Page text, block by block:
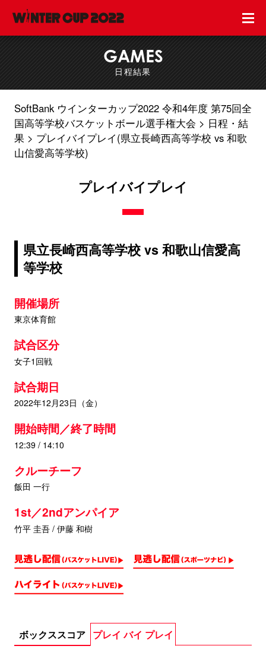
GAMES
日程結果
SoftBank ウインターカップ2022 令和4年度 第75回全
国高等学校バスケットボール選手権大会
日程・結
果
プレイバイプレイ(県立長崎西高等学校 vs 和歌
山信愛高等学校)
プレイバイプレイ
県立長崎西高等学校 vs 和歌山信愛高
等学校
開催場所
東京体育館
試合区分
女子1回戦
試合期日
2022年12月23日（金）
開始時間／終了時間
12:39 / 14:10
クルーチーフ
飯田 一行
1st／2ndアンパイア
竹平 圭吾 / 伊藤 和樹
ボックススコア プレイ バイ プレイ